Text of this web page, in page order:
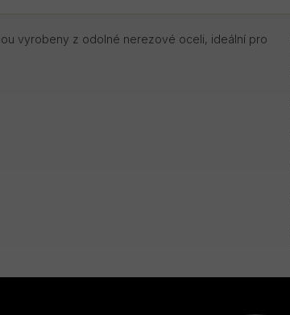
vyrobeny z odolné nerezové oceli, ideální pro